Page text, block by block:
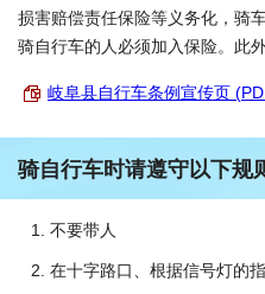
损害赔偿责任保险等义务化，骑
骑自行车的人必须加入保险。此
岐阜县自行车条例宣传页
骑自行车时请遵守以下规
不要带人
在十字路口、根据信号灯的指